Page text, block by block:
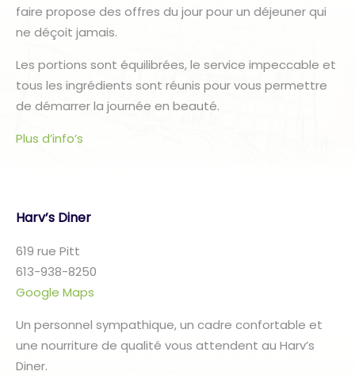
faire propose des offres du jour pour un déjeuner qui
ne déçoit jamais.
Les portions sont équilibrées, le service impeccable et
tous les ingrédients sont réunis pour vous permettre
de démarrer la journée en beauté.
Plus d’info’s
Harv’s Diner
619 rue Pitt
613-938-8250
Google Maps
Un personnel sympathique, un cadre confortable et
une nourriture de qualité vous attendent au Harv’s
Diner.